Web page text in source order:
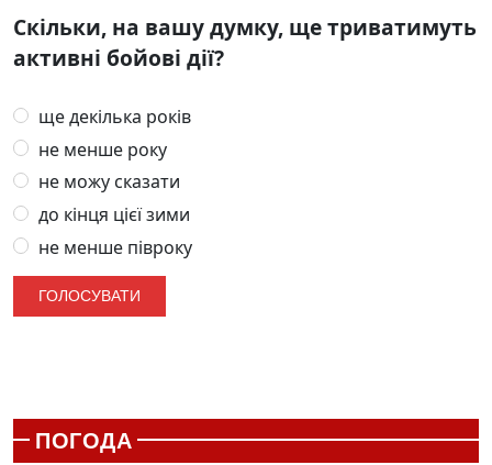
Скільки, на вашу думку, ще триватимуть
активні бойові дії?
ще декілька років
не менше року
не можу сказати
до кінця цієї зими
не менше півроку
ПОГОДА